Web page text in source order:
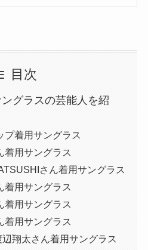
目次
グラスの芸能人を紹
プ着用サングラス
着用サングラス
さん着用サングラス
着用サングラス
着用サングラス
着用サングラス
翔太さん着用サングラス